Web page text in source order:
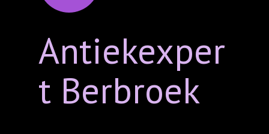
Antiekexper
t Berbroek